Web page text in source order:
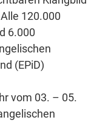
120.000
6.000
(EPiD)
vom 03. – 05.